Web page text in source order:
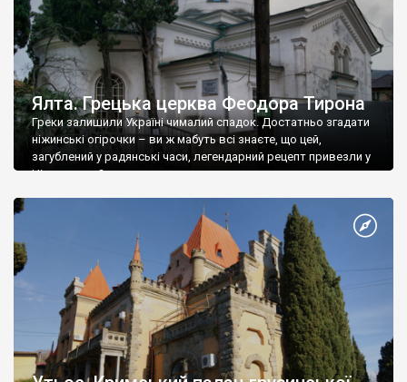
Ялта. Грецька церква Феодора Тирона
Греки залишили Україні чималий спадок. Достатньо згадати
ніжинські огірочки – ви ж мабуть всі знаєте, що цей,
загублений у радянські часи, легендарний рецепт привезли у
Ніжин греки?